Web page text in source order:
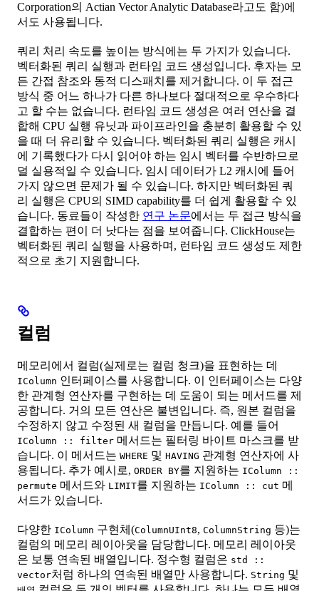
Corporation의 Actian Vector Analytic Database라고도 함)에
서도 사용됩니다.
쿼리 처리 속도를 높이는 방식에는 두 가지가 있습니다.
벡터화된 쿼리 실행과 런타임 코드 생성입니다. 후자는 모
든 간접 참조와 동적 디스패치를 제거합니다. 이 두 접근
방식 중 어느 하나가 다른 하나보다 절대적으로 우수하다
고 할 수는 없습니다. 런타임 코드 생성은 여러 연산을 결
합해 CPU 실행 유닛과 파이프라인을 충분히 활용할 수 있
을 때 더 유리할 수 있습니다. 벡터화된 쿼리 실행은 캐시
에 기록했다가 다시 읽어야 하는 임시 벡터를 수반하므로
덜 실용적일 수 있습니다. 임시 데이터가 L2 캐시에 들어
가지 않으면 문제가 될 수 있습니다. 하지만 벡터화된 쿼
리 실행은 CPU의 SIMD capability를 더 쉽게 활용할 수 있
습니다. 동료들이 작성한 연구 논문에서는 두 접근 방식을
결합하는 편이 더 낫다는 점을 보여줍니다. ClickHouse는
벡터화된 쿼리 실행을 사용하며, 런타임 코드 생성도 제한
적으로 초기 지원합니다.
컬럼
메모리에서 컬럼(실제로는 컬럼 청크)을 표현하는 데
IColumn 인터페이스를 사용합니다. 이 인터페이스는 다양
한 관계형 연산자를 구현하는 데 도움이 되는 메서드를 제
공합니다. 거의 모든 연산은 불변입니다. 즉, 원본 컬럼을
수정하지 않고 수정된 새 컬럼을 만듭니다. 예를 들어
IColumn :: filter 메서드는 필터링 바이트 마스크를 받
습니다. 이 메서드는 WHERE 및 HAVING 관계형 연산자에 사
용됩니다. 추가 예시로, ORDER BY를 지원하는 IColumn ::
permute 메서드와 LIMIT를 지원하는 IColumn :: cut 메
서드가 있습니다.
다양한 IColumn 구현체(ColumnUInt8, ColumnString 등)는
컬럼의 메모리 레이아웃을 담당합니다. 메모리 레이아웃
은 보통 연속된 배열입니다. 정수형 컬럼은 std ::
vector처럼 하나의 연속된 배열만 사용합니다. String 및